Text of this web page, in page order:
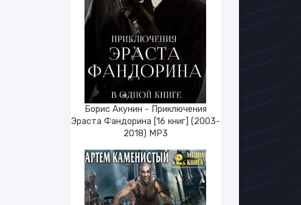
Борис Акунин - Приключения
Эраста Фандорина [16 книг] (2003-
2018) МР3